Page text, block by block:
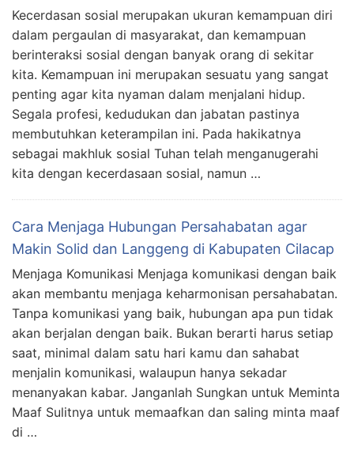
Kecerdasan sosial merupakan ukuran kemampuan diri
dalam pergaulan di masyarakat, dan kemampuan
berinteraksi sosial dengan banyak orang di sekitar
kita. Kemampuan ini merupakan sesuatu yang sangat
penting agar kita nyaman dalam menjalani hidup.
Segala profesi, kedudukan dan jabatan pastinya
membutuhkan keterampilan ini. Pada hakikatnya
sebagai makhluk sosial Tuhan telah menganugerahi
kita dengan kecerdasaan sosial, namun …
Cara Menjaga Hubungan Persahabatan agar
Makin Solid dan Langgeng di Kabupaten Cilacap
Menjaga Komunikasi Menjaga komunikasi dengan baik
akan membantu menjaga keharmonisan persahabatan.
Tanpa komunikasi yang baik, hubungan apa pun tidak
akan berjalan dengan baik. Bukan berarti harus setiap
saat, minimal dalam satu hari kamu dan sahabat
menjalin komunikasi, walaupun hanya sekadar
menanyakan kabar. Janganlah Sungkan untuk Meminta
Maaf Sulitnya untuk memaafkan dan saling minta maaf
di …